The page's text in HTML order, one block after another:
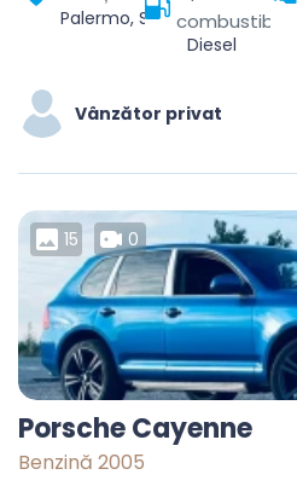
Palermo, Sicilia, Italiacombustibil
Diesel
Vânzător privat
15 0
Porsche Cayenne
Benzină 2005